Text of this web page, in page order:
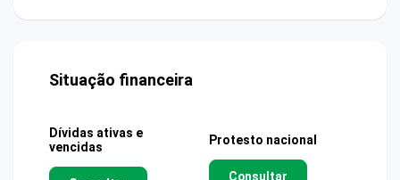
Situação financeira
Dívidas ativas e
vencidas
Protesto nacional
Consultar